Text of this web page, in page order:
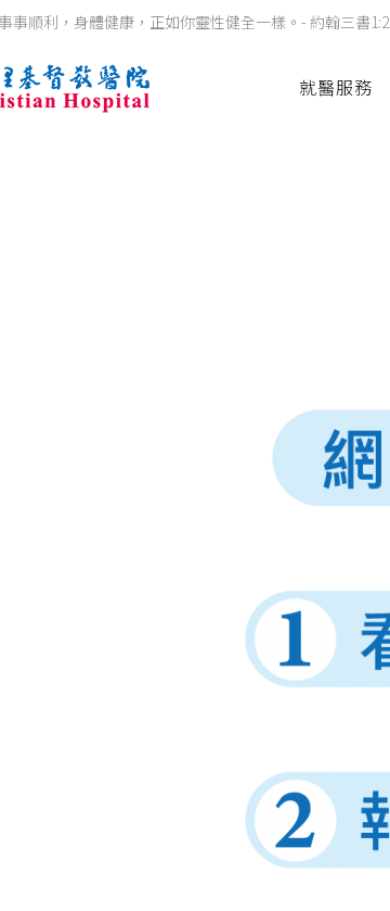
事順利，身體健康，正如你靈性健全一樣。- 約翰三書1:2
就醫服務